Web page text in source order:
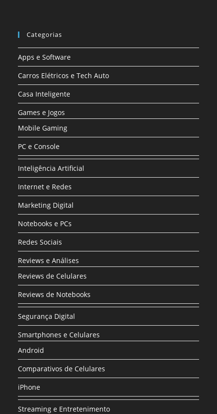
Categorias
Apps e Software
Carros Elétricos e Tech Auto
Casa Inteligente
Games e Jogos
Mobile Gaming
PC e Console
Inteligência Artificial
Internet e Redes
Marketing Digital
Notebooks e PCs
Redes Sociais
Reviews e Análises
Reviews de Celulares
Reviews de Notebooks
Segurança Digital
Smartphones e Celulares
Android
Comparativos de Celulares
iPhone
Streaming e Entretenimento